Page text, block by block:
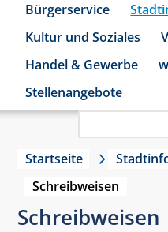
Bürgerservice
Kultur und Soziales
Handel & Gewerbe
Stellenangebote
Startseite
Schreibweisen
Schreibweisen